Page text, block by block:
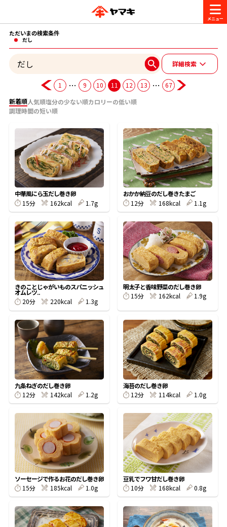
商品情報
ブランド一覧
ヤマキ『めんつゆ』 ヤマキ 割烹白だし
旨さ、別格。だし屋の鍋 韓福善シリーズ
サッと鍋® 楽チン鍋®
楽チン屋® ストレートつゆ
レシピ
おいしいレシピを探す
おいしいレシピトップ
主食レシピ
主菜レシピ
汁物レシピ
時短レシピ
おいしいレシピを商品から探す
かつお節レシピ
めんつゆレシピ
割烹白だしレシピ
レシピ特設サイト
割烹白だしレシピ特集
かつお節・だしを楽しむ
かつお節・だしを知る
だしの取り方
かつお節の削り方
かつお節・だしをもっと知る
ヤマキ かつお節プラス®
かつお節・だしを楽しむ
だしコミュ
CM・キャンペーン
キャンペーン一覧
企業・採用情報
企業情報
- 百年対話
- ヤマキ かつお節プラス®
採用情報
- ジョブリターン制
お問い合わせ
ヤマキお客様相談室
オンラインショップ
コミュニティサイト
Global
ただいまの検索条件
だし
詳細検索
1 … 9 10 11 12 13 …
67
新着順人気順塩分の少ない順カロリーの低い順
調理時間の短い順
中華風にら玉だし巻き卵
15分
162kcal 1.7g
おかか納豆のだし巻きたまご
12分
168kcal 1.1g
きのことじゃがいものスパニッシュ
オムレツ..
20分
220kcal 1.3g
明太子と香味野菜のだし巻き卵
15分
162kcal 1.9g
九条ねぎのだし巻き卵
12分
142kcal 1.2g
海苔のだし巻き卵
12分
114kcal 1.0g
ソーセージで作るお花のだし巻き卵
15分
185kcal 1.0g
豆乳でフワ甘だし巻き卵
10分
168kcal 0.8g